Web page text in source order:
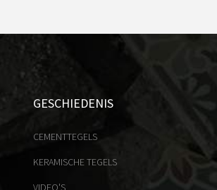
GESCHIEDENIS
CEMENTTEGELS
KERAMISCHE TEGELS
VIDEO'S